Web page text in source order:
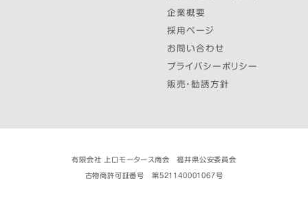
企業概要
採用ページ
お問い合わせ
プライバシーポリシー
販売・勧誘方針
有限会社 上口モータース商会 福井県公安委員会
古物商許可証番号 第521140001067号